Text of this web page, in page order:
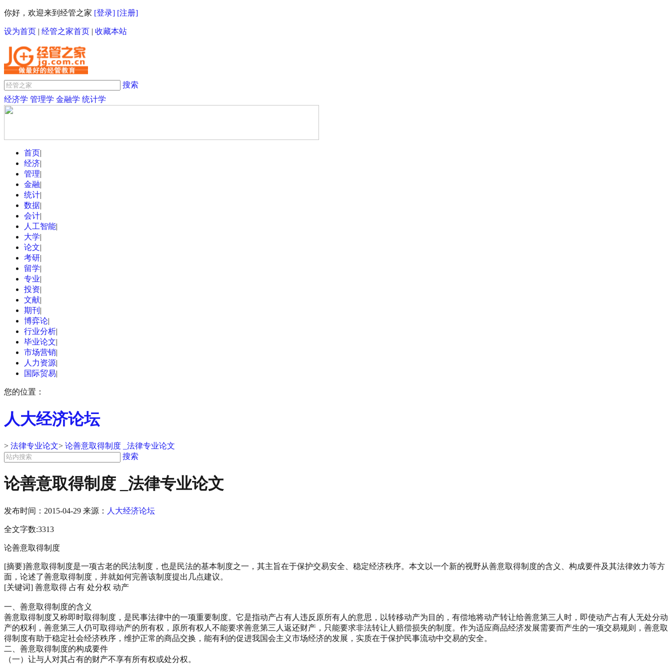
你好，欢迎来到经管之家 [登录] [注册]
设为首页 | 经管之家首页 | 收藏本站
搜索
经济学 管理学 金融学 统计学
首页|
经济|
管理|
金融|
统计|
数据|
会计|
人工智能|
大学|
论文|
考研|
留学|
专业|
投资|
文献|
期刊 |
博弈论|
行业分析|
毕业论文|
市场营销|
人力资源|
国际贸易|
您的位置：
人大经济论坛
> 法律专业论文> 论善意取得制度 _法律专业论文
搜索
论善意取得制度 _法律专业论文
发布时间： 2015-04-29 来源： 人大经济论坛
全文字数:3313
论善意取得制度
[摘要]善意取得制度是一项古老的民法制度，也是民法的基本制度之一，其主旨在于保护交易安全、稳定经济秩序。本文以一个新的视野从善意取得制度的含义、构成要件及其法律效力等方
面，论述了善意取得制度，并就如何完善该制度提出几点建议。
[关键词] 善意取得 占有 处分权 动产
一、善意取得制度的含义
善意取得制度又称即时取得制度，是民事法律中的一项重要制度。它是指动产占有人违反原所有人的意思，以转移动产为目的，有偿地将动产转让给善意第三人时，即使动产占有人无处分动
产的权利，善意第三人仍可取得动产的所有权，原所有权人不能要求善意第三人返还财产，只能要求非法转让人赔偿损失的制度。作为适应商品经济发展需要而产生的一项交易规则，善意取
得制度有助于稳定社会经济秩序，维护正常的商品交换，能有利的促进我国会主义市场经济的发展，实质在于保护民事流动中交易的安全。
二、善意取得制度的构成要件
（一）让与人对其占有的财产不享有所有权或处分权。